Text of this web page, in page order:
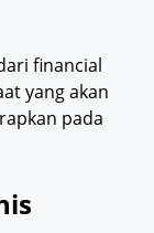
financial
yang akan
pada